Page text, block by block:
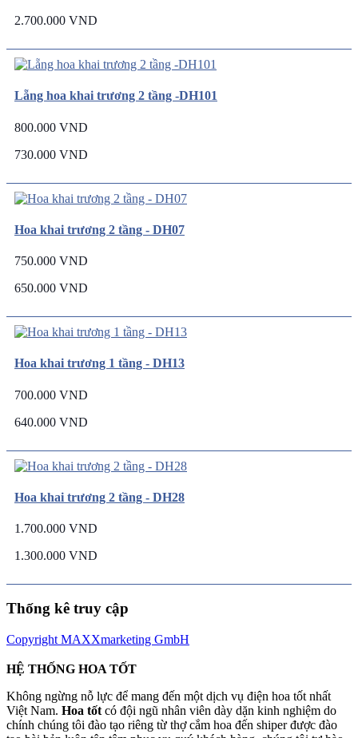
2.700.000 VND
Lẵng hoa khai trương 2 tầng -DH101
800.000 VND
730.000 VND
Hoa khai trương 2 tầng - DH07
750.000 VND
650.000 VND
Hoa khai trương 1 tầng - DH13
700.000 VND
640.000 VND
Hoa khai trương 2 tầng - DH28
1.700.000 VND
1.300.000 VND
Thống kê truy cập
Copyright MAXXmarketing GmbH
HỆ THỐNG HOA TỐT
Không ngừng nỗ lực để mang đến một dịch vụ điện hoa tốt nhất
Việt Nam. Hoa tốt có đội ngũ nhân viên dày dặn kinh nghiệm do
chính chúng tôi đào tạo riêng từ thợ cắm hoa đến shiper được đào